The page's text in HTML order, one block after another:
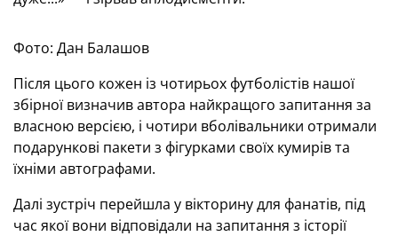
Фото: Дан Балашов
Після цього кожен із чотирьох футболістів нашої
збірної визначив автора найкращого запитання за
власною версією, і чотири вболівальники отримали
подарункові пакети з фігурками своїх кумирів та
їхніми автографами.
Далі зустріч перейшла у вікторину для фанатів, під
час якої вони відповідали на запитання з історії